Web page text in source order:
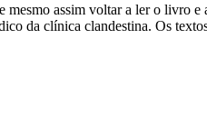
assim voltar a ler o livro
da clínica clandestina. Os